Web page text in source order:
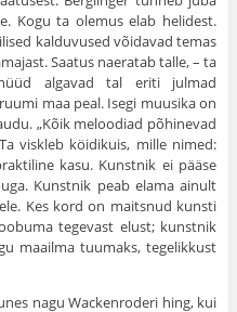
Kogu ta olemus elab helidest.
kalduvused või­davad temas
Saatus naeratab talle, – ta
algavad tal eriti julmad
maa peal. Isegi muusika on
„Kõik meloodiad põhinevad
viskleb köidikuis, mille nimed:
kasu. Kunstnik ei pääse
Kunstnik peab elama ainult
Kes kord on maitsnud kunsti
tegevast elust; kunstnik
maailma tuumaks, tegelikkust
nagu Wackenroderi hing, kui